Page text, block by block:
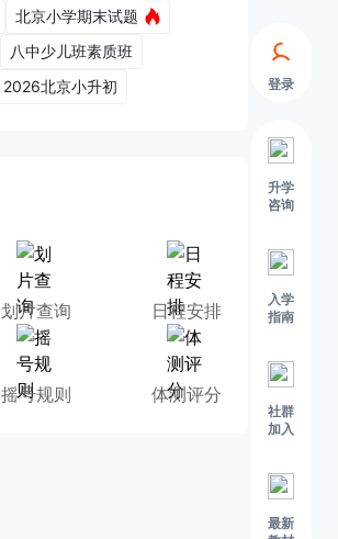
登录
升学
咨询
入学
指南
社群
加入
最新
北京小学期末试题
八中少儿班素质班
2026北京小升初
划片查询 日程安排
摇号规则 体测评分